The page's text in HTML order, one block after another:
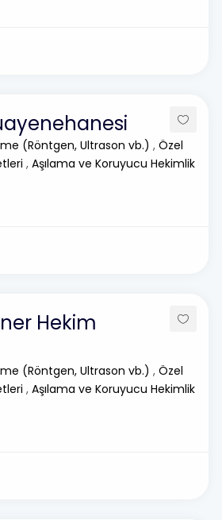
(Röntgen, Ultrason vb.) , Özel
, Aşılama ve Koruyucu Hekimlik
Hekim
(Röntgen, Ultrason vb.) , Özel
, Aşılama ve Koruyucu Hekimlik